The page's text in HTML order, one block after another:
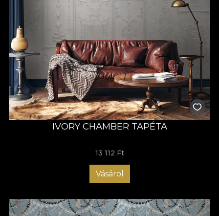
IVORY CHAMBER TAPÉTA
13 112 Ft
Vásárol